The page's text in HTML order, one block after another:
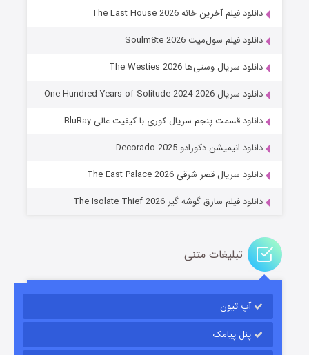
عملیات آپارتمان
قسمت۲ (زیرنویس) منتشر شد
دانلود فیلم آخرین خانه The Last House 2026
دانلود فیلم سول‌میت Soulm8te 2026
دانلود سریال وستی‌ها The Westies 2026
دانلود سریال One Hundred Years of Solitude 2024-2026
دانلود قسمت پنجم سریال کوری با کیفیت عالی BluRay
دانلود انیمیشن دکورادو Decorado 2025
دانلود سریال قصر شرقی The East Palace 2026
دانلود فیلم سارق گوشه گیر The Isolate Thief 2026
تبلیغات متنی
آپ تیون
پنل پیامک